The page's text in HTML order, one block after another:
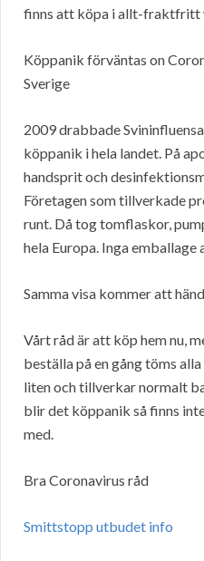
finns att köpa i allt-fraktfritt
Köppanik förväntas on
Sverige
2009 drabbade
köppanik i hela landet. På
handsprit och
Företagen som tillverkade
runt. Då tog tomflaskor,
hela Europa. Inga
Samma visa kommer att
Vårt råd är att köp hem nu,
beställa på en gång töms
liten och tillverkar normalt
blir det köppanik så finns
med.
Bra Coronavirus råd
Smittstopp utbudet info